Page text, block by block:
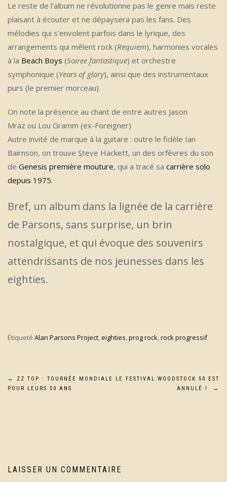
Le reste de l’album ne révolutionne pas le genre mais reste
plaisant à écouter et ne dépaysera pas les fans. Des
mélodies qui s’envolent parfois dans le lyrique, des
arrangements qui mêlent rock (Requiem), harmonies vocales
à la Beach Boys (Soiree fantastique) et orchestre
symphonique (Years of glory), ainsi que des instrumentaux
purs (le premier morceau).
On note la présence au chant de entre autres Jason
Mraz ou Lou Gramm (ex-Foreigner)
Autre invité de marque à la guitare : outre le fidèle Ian
Bairnson, on trouve Steve Hackett, un des orfèvres du son
de Genesis première mouture, qui a tracé sa carrière solo
depuis 1975.
Bref, un album dans la lignée de la carrière
de Parsons, sans surprise, un brin
nostalgique, et qui évoque des souvenirs
attendrissants de nos jeunesses dans les
eighties.
Étiqueté Alan Parsons Project,eighties,prog rock,rock progressif
Navigation
←
ZZ TOP : TOURNÉE MONDIALE
POUR LEURS 50 ANS
LE FESTIVAL WOODSTOCK 50 EST
ANNULÉ !
→
LAISSER UN COMMENTAIRE